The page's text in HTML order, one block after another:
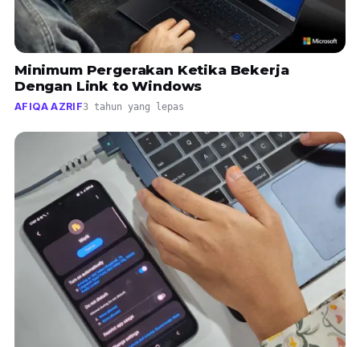
Minimum Pergerakan Ketika Bekerja
Dengan Link to Windows
AFIQA AZRIF3 tahun yang lepas